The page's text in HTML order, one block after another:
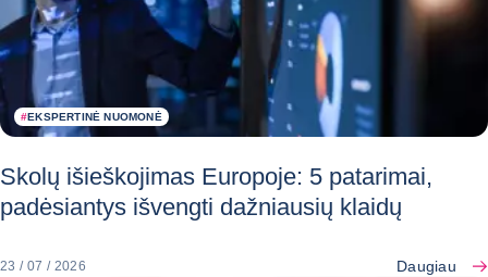
#EKSPERTINĖ NUOMONĖ
Skolų išieškojimas Europoje: 5 patarimai,
padėsiantys išvengti dažniausių klaidų
23 / 07 / 2026 Daugiau